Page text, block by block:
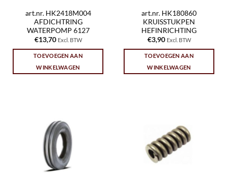
art.nr. HK2418M004
AFDICHTRING
WATERPOMP 6127
€13,70 Excl. BTW
TOEVOEGEN AAN
WINKELWAGEN
art.nr. HK180860
KRUISSTUKPEN
HEFINRICHTING
€3,90 Excl. BTW
TOEVOEGEN AAN
WINKELWAGEN